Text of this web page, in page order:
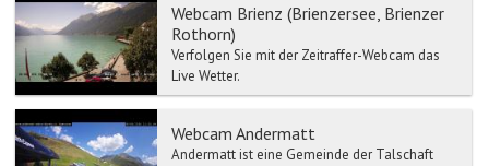
Webcam Brienz (Brienzersee, Brienzer
Rothorn)
Verfolgen Sie mit der Zeitraffer-Webcam das
Live Wetter.
Webcam Andermatt
Andermatt ist eine Gemeinde der Talschaft